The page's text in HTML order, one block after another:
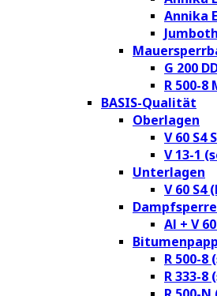
Annika
G 200
R 500-
BASIS-Qualität
Oberlagen
V 60 S4
V 13-1
Unterlagen
V 60 S4
Al + V
R 500-8
R 333-8